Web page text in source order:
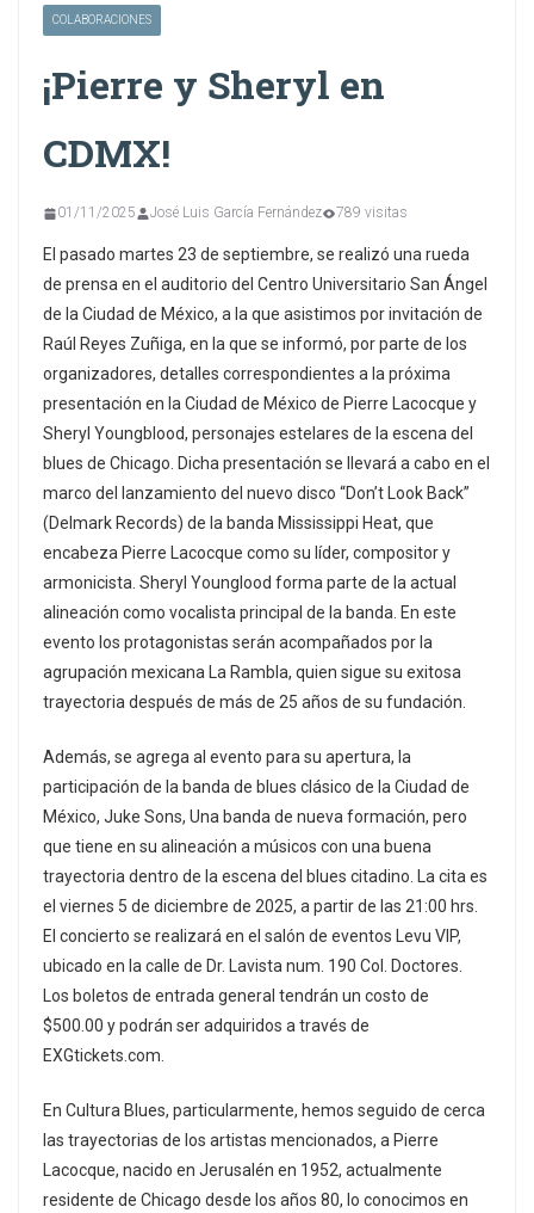
COLABORACIONES
¡Pierre y Sheryl en
CDMX!
01/11/2025 José Luis García Fernández 789 visitas
El pasado martes 23 de septiembre, se realizó una rueda
de prensa en el auditorio del Centro Universitario San Ángel
de la Ciudad de México, a la que asistimos por invitación de
Raúl Reyes Zuñiga, en la que se informó, por parte de los
organizadores, detalles correspondientes a la próxima
presentación en la Ciudad de México de Pierre Lacocque y
Sheryl Youngblood, personajes estelares de la escena del
blues de Chicago. Dicha presentación se llevará a cabo en el
marco del lanzamiento del nuevo disco “Don’t Look Back”
(Delmark Records) de la banda Mississippi Heat, que
encabeza Pierre Lacocque como su líder, compositor y
armonicista. Sheryl Younglood forma parte de la actual
alineación como vocalista principal de la banda. En este
evento los protagonistas serán acompañados por la
agrupación mexicana La Rambla, quien sigue su exitosa
trayectoria después de más de 25 años de su fundación.
Además, se agrega al evento para su apertura, la
participación de la banda de blues clásico de la Ciudad de
México, Juke Sons, Una banda de nueva formación, pero
que tiene en su alineación a músicos con una buena
trayectoria dentro de la escena del blues citadino. La cita es
el viernes 5 de diciembre de 2025, a partir de las 21:00 hrs.
El concierto se realizará en el salón de eventos Levu VIP,
ubicado en la calle de Dr. Lavista num. 190 Col. Doctores.
Los boletos de entrada general tendrán un costo de
$500.00 y podrán ser adquiridos a través de
EXGtickets.com.
En Cultura Blues, particularmente, hemos seguido de cerca
las trayectorias de los artistas mencionados, a Pierre
Lacocque, nacido en Jerusalén en 1952, actualmente
residente de Chicago desde los años 80, lo conocimos en